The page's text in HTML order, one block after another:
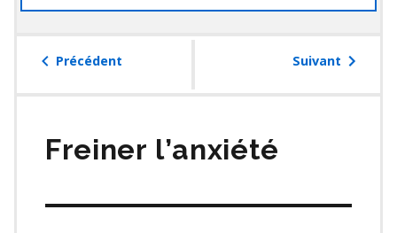
à
table
Précédent Suivant
Freiner l’anxiété